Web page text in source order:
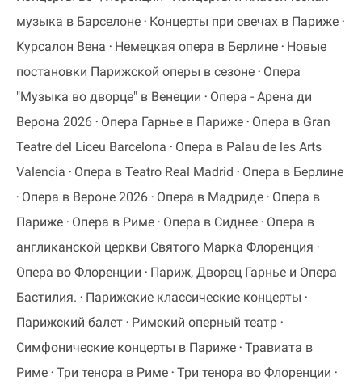
музыка в Барселоне
Концерты при свечах в Париже
Курсалон Вена
Немецкая опера в Берлине
Новые
постановки Парижской оперы в сезоне
Опера
"Музыка во дворце" в Венеции
Опера - Арена ди
Верона 2026
Опера Гарнье в Париже
Опера в Gran
Teatre del Liceu Barcelona
Опера в Palau de les Arts
Valencia
Опера в Teatro Real Madrid
Опера в Берлине
Опера в Вероне 2026
Опера в Мадриде
Опера в
Париже
Опера в Риме Опера в Сиднее
Опера в
англиканской церкви Святого Марка Флоренция
Опера во Флоренции
Париж, Дворец Гарнье и Опера
Бастилия.
Парижские классические концерты
Парижский балет
Римский оперный театр
Симфонические концерты в Париже Травиата в
Риме Три тенора в Риме Три тенора во Флоренции